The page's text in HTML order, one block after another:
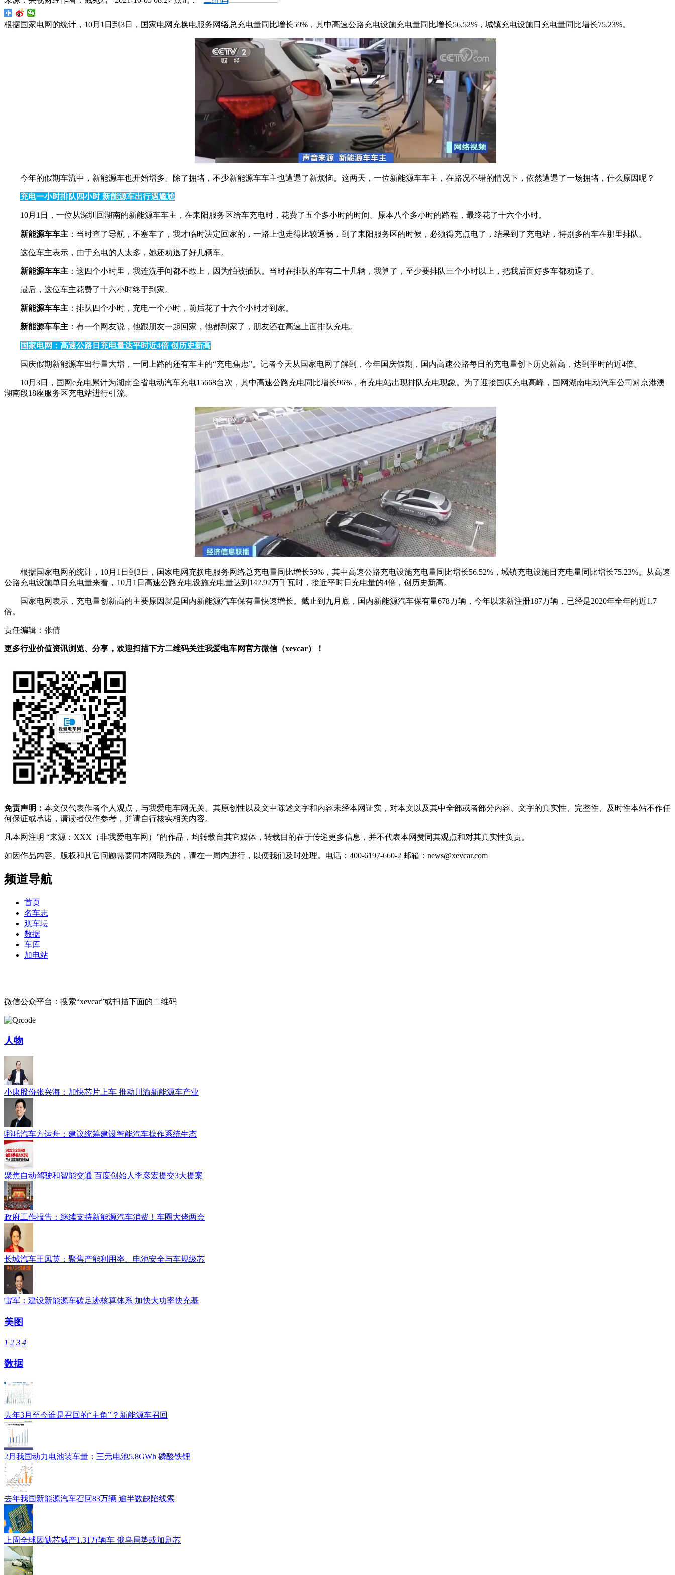
根据国家电网的统计，10月1日到3日，国家电网充换电服务网络总充电量同比增长59%，其中高速公路充电设施充电量同比增长56.52%，城镇充电设施日充电量同比增长75.23%。
今年的假期车流中，新能源车也开始增多。除了拥堵，不少新能源车车主也遭遇了新烦恼。这两天，一位新能源车车主，在路况不错的情况下，依然遭遇了一场拥堵，什么原因呢？
充电一小时排队四小时 新能源车出行遇尴尬
10月1日，一位从深圳回湖南的新能源车车主，在耒阳服务区给车充电时，花费了五个多小时的时间。原本八个多小时的路程，最终花了十六个小时。
新能源车车主 ：当时查了导航，不塞车了，我才临时决定回家的，一路上也走得比较通畅，到了耒阳服务区的时候，必须得充点电了，结果到了充电站，特别多的车在那里排队。
这位车主表示，由于充电的人太多，她还劝退了好几辆车。
新能源车车主 ：这四个小时里，我连洗手间都不敢上，因为怕被插队。当时在排队的车有二十几辆，我算了，至少要排队三个小时以上，把我后面好多车都劝退了。
最后，这位车主花费了十六小时终于到家。
新能源车车主 ：排队四个小时，充电一个小时，前后花了十六个小时才到家。
新能源车车主 ：有一个网友说，他跟朋友一起回家，他都到家了，朋友还在高速上面排队充电。
国家电网：高速公路日充电量达平时近4倍 创历史新高
国庆假期新能源车出行量大增，一同上路的还有车主的“充电焦虑”。记者今天从国家电网了解到，今年国庆假期，国内高速公路每日的充电量创下历史新高，达到平时的近4倍。
10月3日，国网e充电累计为湖南全省电动汽车充电15668台次，其中高速公路充电同比增长96%，有充电站出现排队充电现象。为了迎接国庆充电高峰，国网湖南电动汽车公司对京港澳
湖南段18座服务区充电站进行引流。
根据国家电网的统计，10月1日到3日，国家电网充换电服务网络总充电量同比增长59%，其中高速公路充电设施充电量同比增长56.52%，城镇充电设施日充电量同比增长75.23%。从高速
公路充电设施单日充电量来看，10月1日高速公路充电设施充电量达到142.92万千瓦时，接近平时日充电量的4倍，创历史新高。
国家电网表示，充电量创新高的主要原因就是国内新能源汽车保有量快速增长。截止到九月底，国内新能源汽车保有量678万辆，今年以来新注册187万辆，已经是2020年全年的近1.7
倍。
责任编辑：张倩
更多行业价值资讯浏览、分享，欢迎扫描下方二维码关注我爱电车网官方微信（xevcar）！
免责声明： 本文仅代表作者个人观点，与我爱电车网无关。其原创性以及文中陈述文字和内容未经本网证实，对本文以及其中全部或者部分内容、文字的真实性、完整性、及时性本站不作任
何保证或承诺，请读者仅作参考，并请自行核实相关内容。
凡本网注明 “来源：XXX（非我爱电车网）”的作品，均转载自其它媒体，转载目的在于传递更多信息，并不代表本网赞同其观点和对其真实性负责。
如因作品内容、版权和其它问题需要同本网联系的，请在一周内进行，以便我们及时处理。电话：400-6197-660-2 邮箱：news@xevcar.com
频道导航
首页
名车志
观车坛
数据
车库
加电站
微信公众平台：搜索“xevcar”或扫描下面的二维码
人物
小康股份张兴海：加快芯片上车 推动川渝新能源车产业
哪吒汽车方运舟：建议统筹建设智能汽车操作系统生态
聚焦自动驾驶和智能交通 百度创始人李彦宏提交3大提案
政府工作报告：继续支持新能源汽车消费！车圈大佬两会
长城汽车王凤英：聚焦产能利用率、电池安全与车规级芯
雷军：建设新能源车碳足迹核算体系 加快大功率快充基
美图
1 2 3 4
数据
去年3月至今谁是召回的“主角”？新能源车召回
2月我国动力电池装车量：三元电池5.8GWh 磷酸铁锂
去年我国新能源汽车召回83万辆 逾半数缺陷线索
上周全球因缺芯减产1.31万辆车 俄乌局势或加剧芯